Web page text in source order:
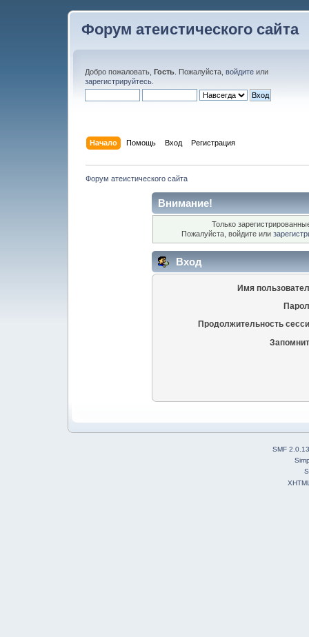
Форум атеистического сайта
Добро пожаловать, Гость . Пожалуйста, войдите или
зарегистрируйтесь
Начало Помощь Вход Регистрация
Форум атеистического сайта
Внимание!
Только
Пожалуйста, войдите или
Вход
Имя
Продолжительность
SMF 2.0.13